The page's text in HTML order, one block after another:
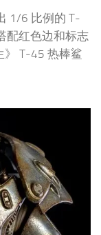
1/6 比例的 T‐
配红色边和标志
T‐45 热棒鲨